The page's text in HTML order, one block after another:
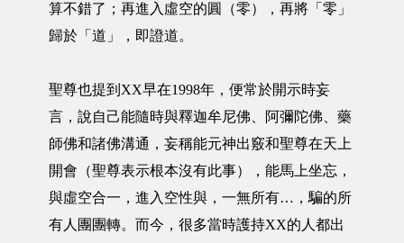
算不錯了；再進入虛空的圓（零），再將「零」
歸於「道」，即證道。
聖尊也提到XX早在1998年，便常於開示時妄
言，說自己能隨時與釋迦牟尼佛、阿彌陀佛、藥
師佛和諸佛溝通，妄稱能元神出竅和聖尊在天上
開會（聖尊表示根本沒有此事），能馬上坐忘，
與虛空合一，進入空性與，一無所有…，騙的所
有人團團轉。而今，很多當時護持XX的人都出